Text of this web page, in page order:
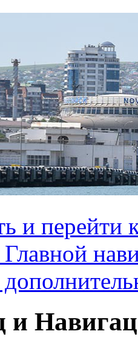
и перейти
и